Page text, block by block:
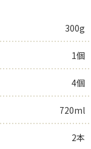
よくあるお問い合わせ
お買い物
300g
1個
4個
720ml
2本